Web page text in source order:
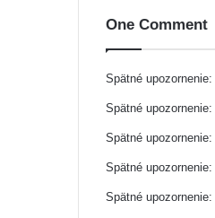
One Comment
Spätné upozornenie:
Spätné upozornenie:
Spätné upozornenie:
Spätné upozornenie:
Spätné upozornenie: